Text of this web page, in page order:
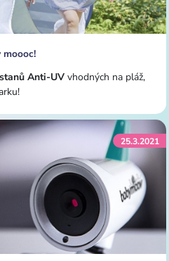
moooc!
stanů Anti-UV vhodných na pláž,
25.3.2021